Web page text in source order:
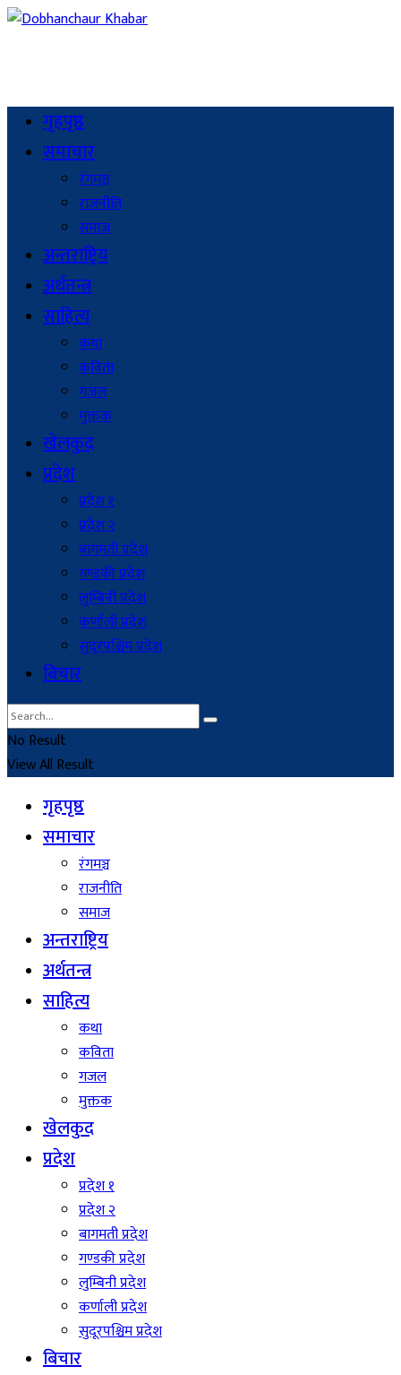
गृहपृष्ठ
समाचार
रंगमञ्च
राजनीति
समाज
अन्तराष्ट्रिय
अर्थतन्त्र
साहित्य
कथा
कविता
गजल
मुक्तक
खेलकुद
प्रदेश
प्रदेश १
प्रदेश २
बागमती प्रदेश
गण्डकी प्रदेश
लुम्बिनी प्रदेश
कर्णाली प्रदेश
सुदूरपश्चिम प्रदेश
बिचार
No Result
View All Result
गृहपृष्ठ
समाचार
रंगमञ्च
राजनीति
समाज
अन्तराष्ट्रिय
अर्थतन्त्र
साहित्य
कथा
कविता
गजल
मुक्तक
खेलकुद
प्रदेश
प्रदेश १
प्रदेश २
बागमती प्रदेश
गण्डकी प्रदेश
लुम्बिनी प्रदेश
कर्णाली प्रदेश
सुदूरपश्चिम प्रदेश
बिचार